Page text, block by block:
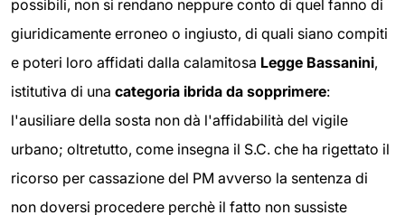
possibili, non si rendano neppure conto di quel fanno di
giuridicamente erroneo o ingiusto, di quali siano compiti
e poteri loro affidati dalla calamitosa Legge Bassanini,
istitutiva di una categoria ibrida da sopprimere:
l'ausiliare della sosta non dà l'affidabilità del vigile
urbano; oltretutto, come insegna il S.C. che ha rigettato il
ricorso per cassazione del PM avverso la sentenza di
non doversi procedere perchè il fatto non sussiste